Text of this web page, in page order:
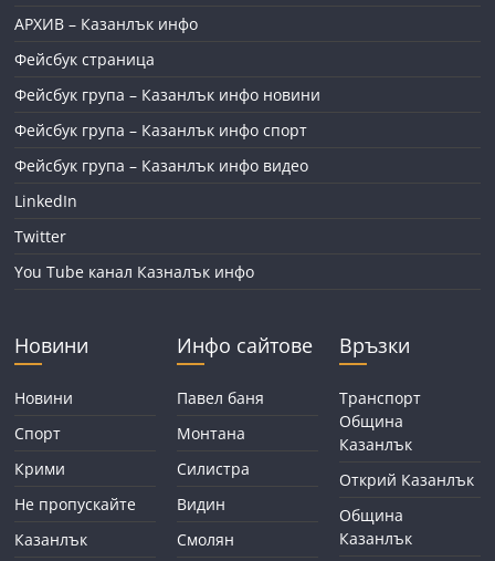
АРХИВ – Казанлък инфо
Фейсбук страница
Фейсбук група – Казанлък инфо новини
Фейсбук група – Казанлък инфо спорт
Фейсбук група – Казанлък инфо видео
LinkedIn
Twitter
You Tube канал Казналък инфо
Новини
Новини
Спорт
Крими
Не пропускайте
Казанлък
Инфо сайтове
Павел баня
Монтана
Силистра
Видин
Смолян
Връзки
Транспорт
Община
Казанлък
Открий Казанлък
Община
Казанлък